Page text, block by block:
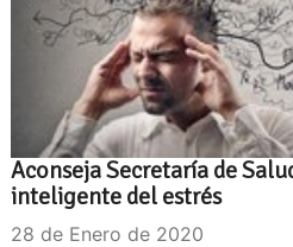
Aconseja Secretaría de
inteligente del estrés
28 de Enero de 2020